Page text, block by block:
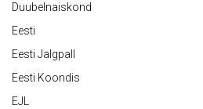
Duubelnaiskond
Eesti
Eesti Jalgpall
Eesti Koondis
EJL